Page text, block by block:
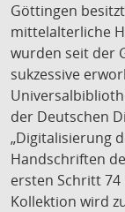
Göttingen
mittelalterliche
wurden seit der
sukzessive
der Deutschen
„Digitalisierung
Handschriften
ersten Schritt
Kollektion wird